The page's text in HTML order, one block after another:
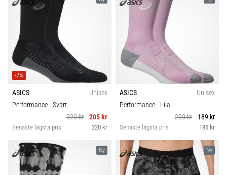
-7%
ASICS
Unisex
Performance- Svart
220 kr
205 kr
Senaste lägsta pris 220 kr
ASICS
Unisex
Performance- Lila
220 kr
189 kr
Senaste lägsta pris 185 kr
Ny Ny